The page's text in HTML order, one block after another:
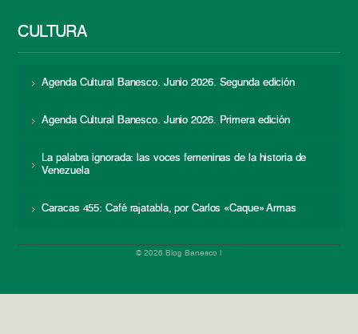
CULTURA
Agenda Cultural Banesco. Junio 2026. Segunda edición
Agenda Cultural Banesco. Junio 2026. Primera edición
La palabra ignorada: las voces femeninas de la historia de
Venezuela
Caracas 455: Café rajatabla, por Carlos «Caque» Armas
© 2026 Blog Banesco |